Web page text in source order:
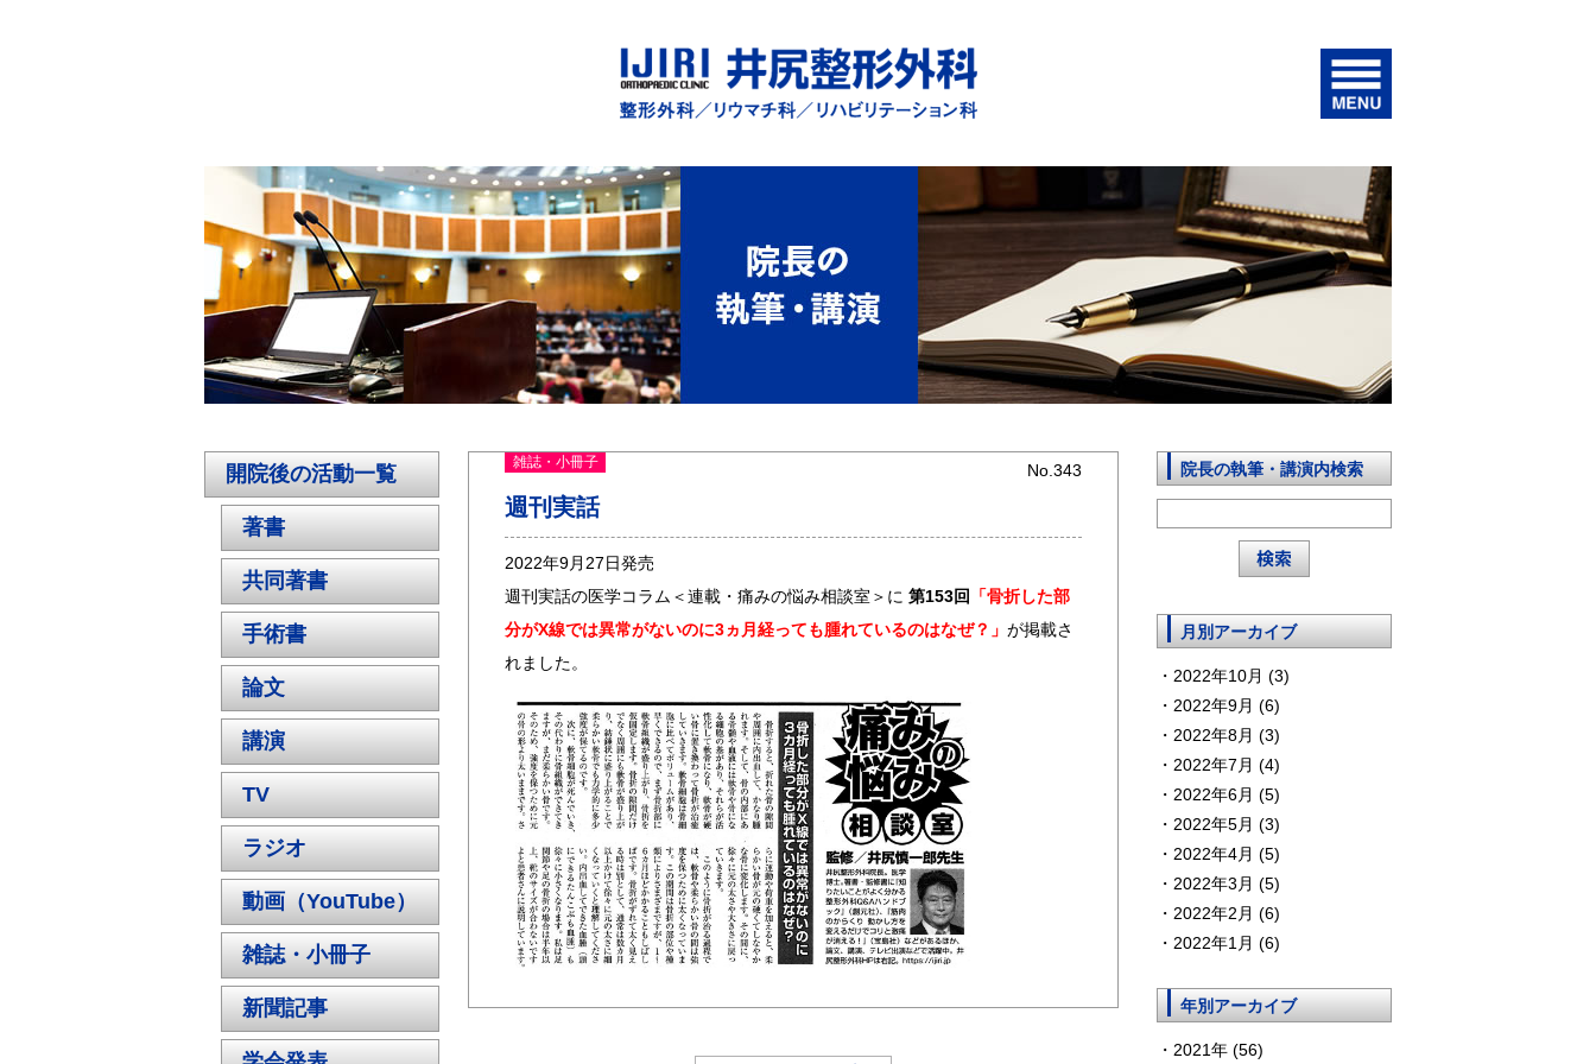
開院後の活動一覧
著書
共同著書
手術書
論文
講演
TV
ラジオ
動画（YouTube）
雑誌・小冊子
新聞記事
雑誌・小冊子 No.343
週刊実話
2022年9月27日発売
週刊実話の医学コラム＜連載・痛みの悩み相談室＞に 第153回
「骨折した部
分がX線では異常がないのに3ヵ月経っても腫れているのはなぜ？」 が掲載さ
れました。
院長の執筆・講演内検索
月別アーカイブ
2022年10月 (3)
2022年9月 (6)
2022年8月 (3)
2022年7月 (4)
2022年6月 (5)
2022年5月 (3)
2022年4月 (5)
2022年3月 (5)
2022年2月 (6)
2022年1月 (6)
年別アーカイブ
2021年 (56)